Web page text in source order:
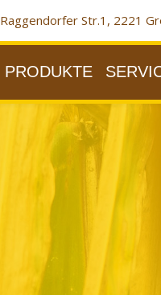
Raggendorfer Str.1, 2221
PRODUKTE